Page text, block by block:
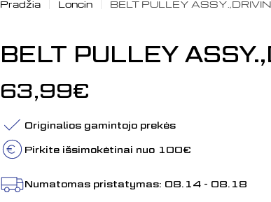
Pradžia Loncin BELT PULLEY
BELT PULLEY
Įprasta
kaina
63,99€
Originalios gamintojo prekės
Pirkite išsimokėtinai nuo 100€
Numatomas pristatymas: 08.14 - 08.18